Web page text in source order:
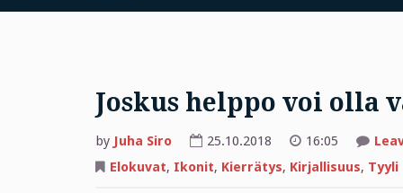
Joskus helppo voi olla
by Juha Siro 25.10.2018 16:05
Elokuvat, Ikonit, Kierrätys, Kirjallisuus, Tyyli